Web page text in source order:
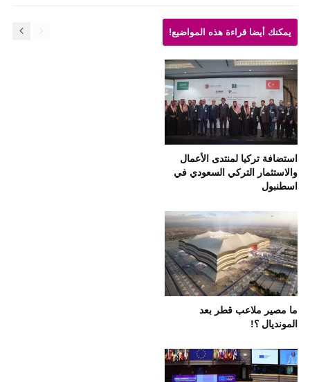
يمكنك أيضا قراءة هذه المواضيع!
استضافة تركيا لمنتدى الأعمال
والاستثمار التركي السعودي في
اسطنبول
ما مصير ملاعب قطر بعد
المونديال ؟!